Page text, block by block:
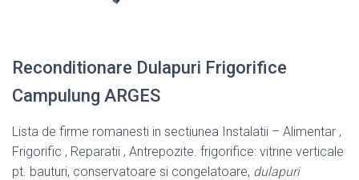
Reconditionare Dulapuri Frigorifice
Campulung ARGES
Lista de firme romanesti in sectiunea Instalatii – Alimentar ,
Frigorific , Reparatii , Antrepozite. frigorifice: vitrine verticale
pt. bauturi, conservatoare si congelatoare, dulapuri